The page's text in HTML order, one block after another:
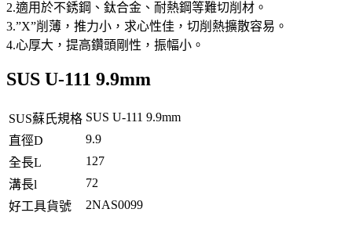
2.適用於不銹鋼、鈦合金、耐熱鋼等難切削材。
3.”X”削薄，推力小，求心性佳，切削熱擴散容易。
4.心厚大，提高鑽頭剛性，振幅小。
SUS U-111 9.9mm
SUS蘇氏規格 SUS U-111 9.9mm
直徑D
9.9
全長L
127
溝長l
72
好工具貨號
2NAS0099